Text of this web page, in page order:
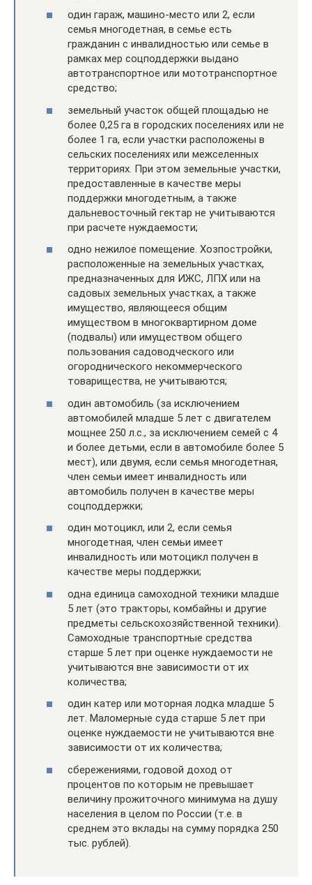
один гараж, машино-место или 2, если
семья многодетная, в семье есть
гражданин с инвалидностью или семье в
рамках мер соцподдержки выдано
автотранспортное или мототранспортное
средство;
земельный участок общей площадью не
более 0,25 га в городских поселениях или не
более 1 га, если участки расположены в
сельских поселениях или межселенных
территориях. При этом земельные участки,
предоставленные в качестве меры
поддержки многодетным, а также
дальневосточный гектар не учитываются
при расчете нуждаемости;
одно нежилое помещение. Хозпостройки,
расположенные на земельных участках,
предназначенных для ИЖС, ЛПХ или на
садовых земельных участках, а также
имущество, являющееся общим
имуществом в многоквартирном доме
(подвалы) или имуществом общего
пользования садоводческого или
огороднического некоммерческого
товарищества, не учитываются;
один автомобиль (за исключением
автомобилей младше 5 лет с двигателем
мощнее 250 л.с., за исключением семей с 4
и более детьми, если в автомобиле более 5
мест), или двумя, если семья многодетная,
член семьи имеет инвалидность или
автомобиль получен в качестве меры
соцподдержки;
один мотоцикл, или 2, если семья
многодетная, член семьи имеет
инвалидность или мотоцикл получен в
качестве меры поддержки;
одна единица самоходной техники младше
5 лет (это тракторы, комбайны и другие
предметы сельскохозяйственной техники).
Самоходные транспортные средства
старше 5 лет при оценке нуждаемости не
учитываются вне зависимости от их
количества;
один катер или моторная лодка младше 5
лет. Маломерные суда старше 5 лет при
оценке нуждаемости не учитываются вне
зависимости от их количества;
сбережениями, годовой доход от
процентов по которым не превышает
величину прожиточного минимума на душу
населения в целом по России (т.е. в
среднем это вклады на сумму порядка 250
тыс. рублей).